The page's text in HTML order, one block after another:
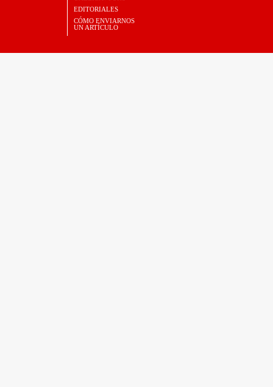
EDITORIALES
CÓMO ENVIARNOS
UN ARTÍCULO